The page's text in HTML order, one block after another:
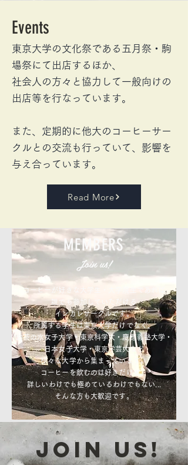
Events
東京大学の文化祭である五月祭・駒
場祭にて 出店するほか、
​社会人の方々と協力して一般向けの
出店等 を行なっています。
また、定期的に他大のコーヒーサー
クルとの交流も行っていて、影響を
与え合っています。
Read More
MEMBERS
Join us!
コーヒーが好きな大学生・大学院生であれば
誰でも参加していただける
インカレサークルです。
所属する学生は東京大学だけでなく、
お茶の水女子大学・東京科学大・慶應義塾大学・
日本女子大学・東京学芸大など
様々な大学から集まっています。
コーヒーを飲むのは好きだけど、
詳しいわけでも極めているわけでもない...
そんな方も大歓迎です。
JOIN US!